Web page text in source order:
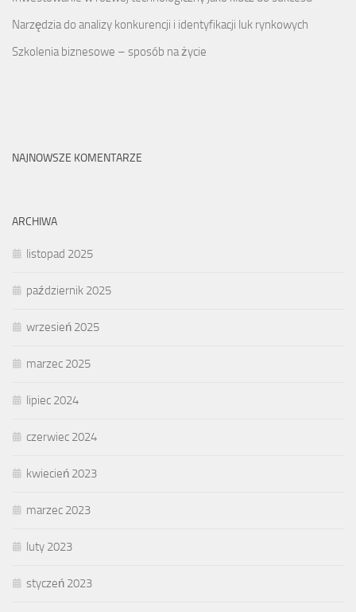
Narzędzia do analizy konkurencji i identyfikacji luk rynkowych
Szkolenia biznesowe – sposób na życie
NAJNOWSZE KOMENTARZE
ARCHIWA
listopad 2025
październik 2025
wrzesień 2025
marzec 2025
lipiec 2024
czerwiec 2024
kwiecień 2023
marzec 2023
luty 2023
styczeń 2023